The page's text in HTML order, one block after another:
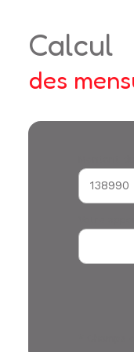
calcul
des